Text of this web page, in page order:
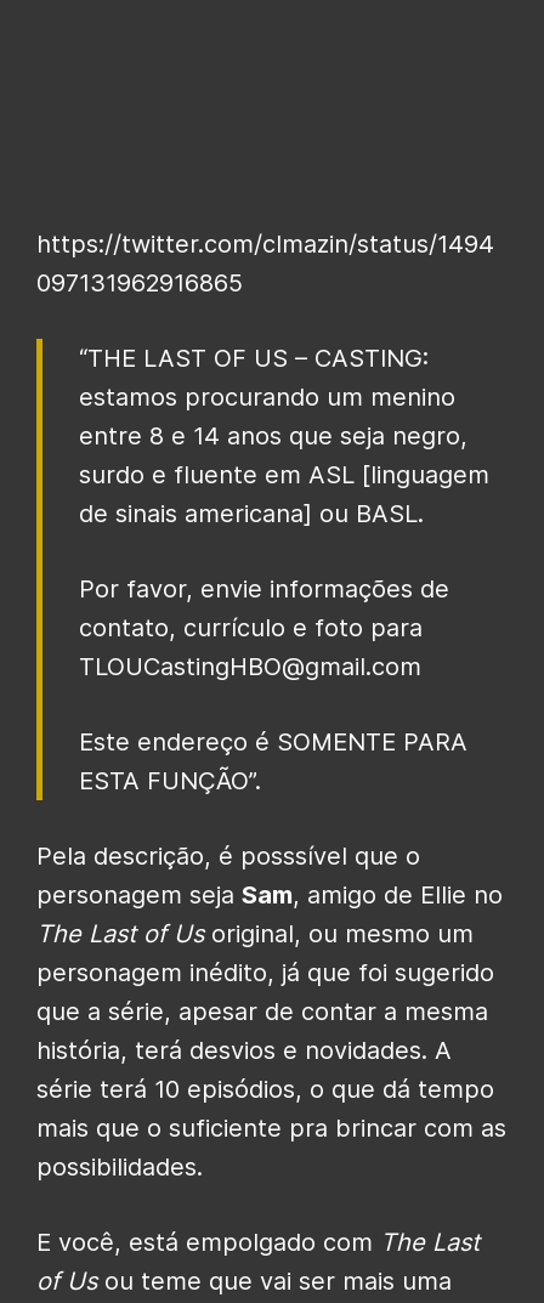
https://twitter.com/clmazin/status/1494
097131962916865
“THE LAST OF US – CASTING:
estamos procurando um menino
entre 8 e 14 anos que seja negro,
surdo e fluente em ASL [linguagem
de sinais americana] ou BASL.
Por favor, envie informações de
contato, currículo e foto para
TLOUCastingHBO@gmail.com
Este endereço é SOMENTE PARA
ESTA FUNÇÃO”.
Pela descrição, é posssível que o
personagem seja Sam, amigo de Ellie no
The Last of Us original, ou mesmo um
personagem inédito, já que foi sugerido
que a série, apesar de contar a mesma
história, terá desvios e novidades. A
série terá 10 episódios, o que dá tempo
mais que o suficiente pra brincar com as
possibilidades.
E você, está empolgado com The Last
of Usou teme que vai ser mais uma